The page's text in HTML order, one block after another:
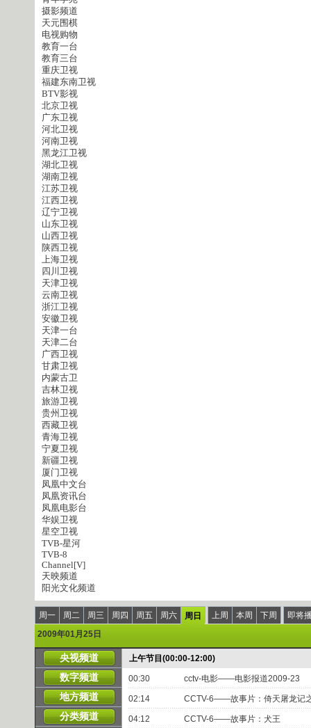
摄影频道
天元围棋
电视购物
教育一台
教育三台
重庆卫视
福建东南卫视
BTV影视
北京卫视
广东卫视
河北卫视
河南卫视
黑龙江卫视
湖北卫视
湖南卫视
江苏卫视
江西卫视
辽宁卫视
山东卫视
山西卫视
陕西卫视
上海卫视
四川卫视
天津卫视
云南卫视
浙江卫视
安徽卫视
天津一台
天津二台
广西卫视
甘肃卫视
内蒙古卫
吉林卫视
旅游卫视
贵州卫视
西藏卫视
青海卫视
宁夏卫视
新疆卫视
厦门卫视
凤凰中文台
凤凰资讯台
凤凰电影台
华娱卫视
星空卫视
TVB-星河
TVB-8
Channel[V]
天映频道
阳光文化频道
周一 周二 周三 周四 周五 周六 周日 上周 本周 下周
即将
2009年01月25日
央视频道
数字频道
地方频道
分类频道
上午节目(00:00-12:00)
00:30 cctv-电影——电影报道2009-23
02:14 CCTV-6——故事片：倚天屠龙记
04:12 CCTV-6——故事片：犬王